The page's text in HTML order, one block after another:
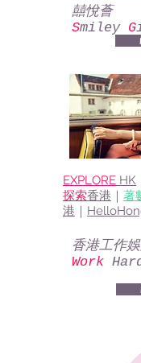
囍悅薈
Smiley G
EXPLORE HK
探索香港 ｜ 著
港 ｜
香港工作
Work